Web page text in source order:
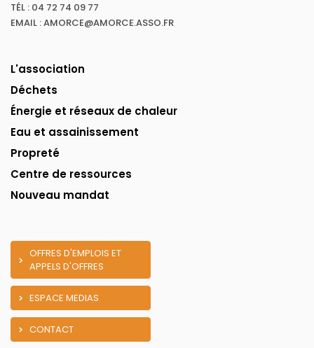
TÉL : 04 72 74 09 77
EMAIL : AMORCE@AMORCE.ASSO.FR
L'association
Déchets
Énergie et réseaux de chaleur
Eau et assainissement
Propreté
Centre de ressources
Nouveau mandat
OFFRES D'EMPLOIS ET
APPELS D'OFFRES
ESPACE MEDIAS
CONTACT